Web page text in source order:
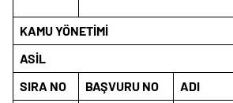
KAMU YÖNETİMİ
ASİL
SIRA NO
BAŞVURU NO ADI